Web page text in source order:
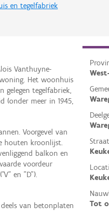
en tegelfabriek
Straat
Tot
Vanthuyne-
Het woonhuis
gelegen tegelfabriek,
(onder meer in 1945,
Voorgevel van
houten kroonlijst.
balkon en
voordeur
en "D").
van betonplaten